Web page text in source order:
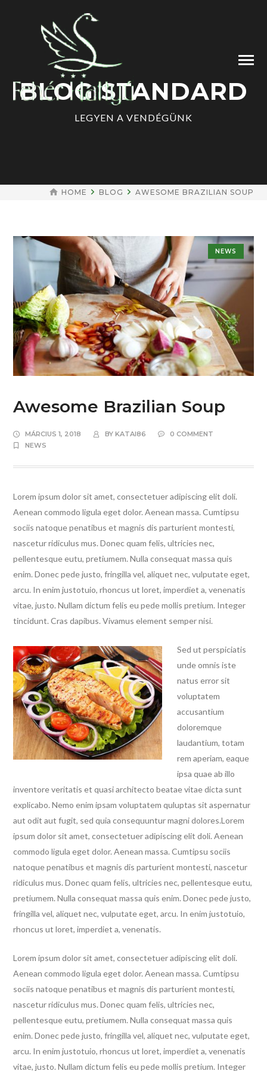
BLOG STANDARD
LEGYEN A VENDÉGÜNK
HOME BLOG AWESOME BRAZILIAN SOUP
NEWS
Awesome Brazilian Soup
MÁRCIUS 1, 2018 BYKATAI86
0 COMMENT
NEWS
Lorem ipsum dolor sit amet, consectetuer adipiscing elit doli.
Aenean commodo ligula eget dolor. Aenean massa. Cumtipsu
sociis natoque penatibus et magnis dis parturient montesti,
nascetur ridiculus mus. Donec quam felis, ultricies nec,
pellentesque eutu, pretiumem. Nulla consequat massa quis
enim. Donec pede justo, fringilla vel, aliquet nec, vulputate eget,
arcu. In enim justotuio, rhoncus ut loret, imperdiet a, venenatis
vitae, justo. Nullam dictum felis eu pede mollis pretium. Integer
tincidunt. Cras dapibus. Vivamus element semper nisi.
Sed ut perspiciatis
unde omnis iste
natus error sit
voluptatem
accusantium
doloremque
laudantium, totam
rem aperiam, eaque
ipsa quae ab illo
inventore veritatis et quasi architecto beatae vitae dicta sunt
explicabo. Nemo enim ipsam voluptatem quluptas sit aspernatur
aut odit aut fugit, sed quia consequuntur magni dolores.Lorem
ipsum dolor sit amet, consectetuer adipiscing elit doli. Aenean
commodo ligula eget dolor. Aenean massa. Cumtipsu sociis
natoque penatibus et magnis dis parturient montesti, nascetur
ridiculus mus. Donec quam felis, ultricies nec, pellentesque eutu,
pretiumem. Nulla consequat massa quis enim. Donec pede justo,
fringilla vel, aliquet nec, vulputate eget, arcu. In enim justotuio,
rhoncus ut loret, imperdiet a, venenatis.
Lorem ipsum dolor sit amet, consectetuer adipiscing elit doli.
Aenean commodo ligula eget dolor. Aenean massa. Cumtipsu
sociis natoque penatibus et magnis dis parturient montesti,
nascetur ridiculus mus. Donec quam felis, ultricies nec,
pellentesque eutu, pretiumem. Nulla consequat massa quis
enim. Donec pede justo, fringilla vel, aliquet nec, vulputate eget,
arcu. In enim justotuio, rhoncus ut loret, imperdiet a, venenatis
vitae, justo. Nullam dictum felis eu pede mollis pretium. Integer